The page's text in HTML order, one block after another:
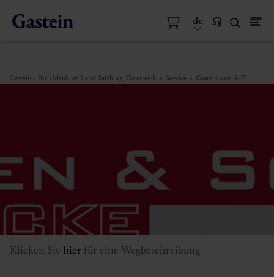
de
Gastein - Ihr Urlaub im Land Salzburg, Österreich Service Gastein von A-Z
Klicken Sie hier für eine Wegbeschreibung